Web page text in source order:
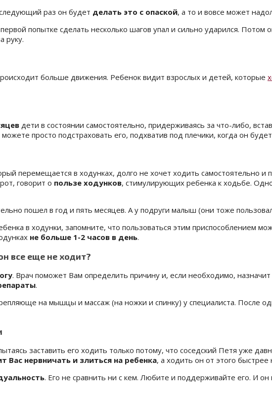
раз он будет делать это с опаской, а то и вовсе может
попытке сделать несколько шагов упал и сильно ударился. Потом
руку.
больше движения. Ребенок видит взрослых и детей, которые
дети в состоянии самостоятельно, придерживаясь за что-либо,
просто подстраховать его, подхватив под плечики, когда он
перемещается в ходунках, долго не хочет ходить самостоятельно и
говорит о пользе ходунков, стимулирующих ребенка к ходьбе.
пошел в год и пять месяцев. А у подруги малыш (они тоже
в ходунки, запомните, что пользоваться этим приспособлением
не больше 1-2 часов в день.
все еще не ходит?
. Врач поможет Вам определить причину и, если необходимо,
.
на мышцы и массаж (на ножки и спинку) у специалиста. После
заставить его ходить только потому, что соседский Петя уже
Вас нервничать и злиться на ребенка, а ходить он от этого быстрее
. Его не сравнить ни с кем. Любите и поддерживайте его. И